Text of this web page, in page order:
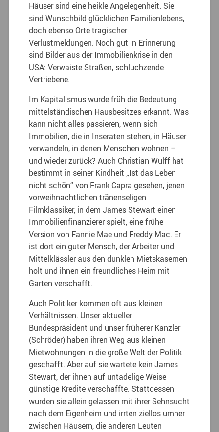
Häuser sind eine heikle Angelegenheit. Sie
sind Wunschbild glücklichen Familienlebens,
doch ebenso Orte tragischer
Verlustmeldungen. Noch gut in Erinnerung
sind Bilder aus der Immobilienkrise in den
USA: Verwaiste Straßen, schluchzende
Vertriebene.
Im Kapitalismus wurde früh die Bedeutung
mittelständischen Hausbesitzes erkannt. Was
kann nicht alles passieren, wenn sich
Immobilien, die in Inseraten stehen, in Häuser
verwandeln, in denen Menschen wohnen –
und wieder zurück? Auch Christian Wulff hat
bestimmt in seiner Kindheit „Ist das Leben
nicht schön“ von Frank Capra gesehen, jenen
vorweihnachtlichen tränenseligen
Filmklassiker, in dem James Stewart einen
Immobilienfinanzierer spielt, eine frühe
Version von Fannie Mae und Freddy Mac. Er
ist dort ein guter Mensch, der Arbeiter und
Mittelklässler aus den dunklen Mietskasernen
holt und ihnen ein freundliches Heim mit
Garten verschafft.
Auch Politiker kommen oft aus kleinen
Verhältnissen. Unser aktueller
Bundespräsident und unser früherer Kanzler
(Schröder) haben ihren Weg aus kleinen
Mietwohnungen in die große Welt der Politik
geschafft. Aber auf sie wartete kein James
Stewart, der ihnen auf untadelige Weise
günstige Kredite verschaffte. Stattdessen
wurden sie allein gelassen mit ihrer Sehnsucht
nach dem Eigenheim und irrten ziellos umher
zwischen Häusern, die anderen Leuten